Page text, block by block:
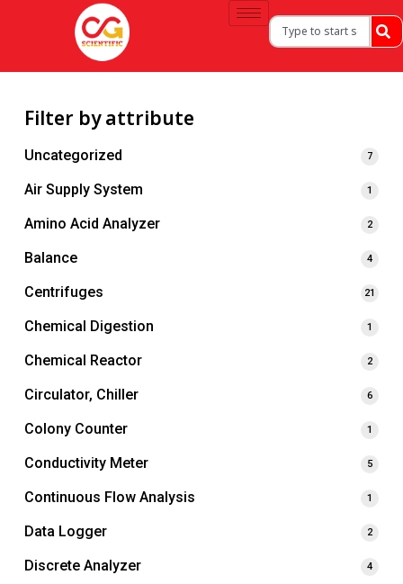
Filter by attribute
Uncategorized 7
Air Supply System 1
Amino Acid Analyzer 2
Balance 4
Centrifuges 21
Chemical Digestion 1
Chemical Reactor 2
Circulator, Chiller 6
Colony Counter 1
Conductivity Meter 5
Continuous Flow Analysis 1
Data Logger 2
Discrete Analyzer 4